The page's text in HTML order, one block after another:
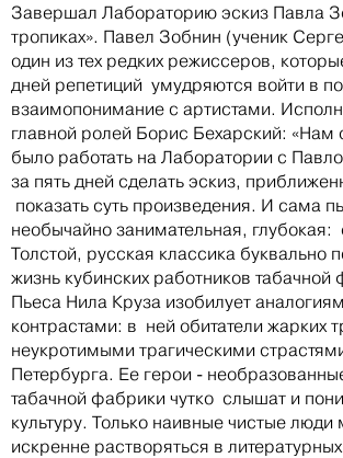
Завершал Лабораторию эскиз Павла
тропиках». Павел Зобнин (ученик
один из тех редких режиссеров,
дней репетиций умудряются войти в
взаимопонимание с артистами.
главной ролей Борис Бехарский: «Нам
было работать на Лаборатории с
за пять дней сделать эскиз,
показать суть произведения. И сама
необычайно занимательная, глубокая:
Толстой, русская классика буквально
жизнь кубинских работников табачной
Пьеса Нила Круза изобилует
контрастами: в ней обитатели жарких
неукротимыми трагическими
Петербурга. Ее герои -
табачной фабрики чутко слышат и
культуру. Только наивные чистые люди
искренне растворяться в